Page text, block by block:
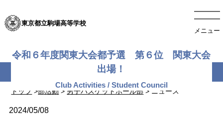
東京都立駒場高等学校
メニュー
トップ >部活動 > 男子バスケットボール部 > ニュース
令和６年度関東大会都予選 第６位 関東大会
出場！
2024/05/08